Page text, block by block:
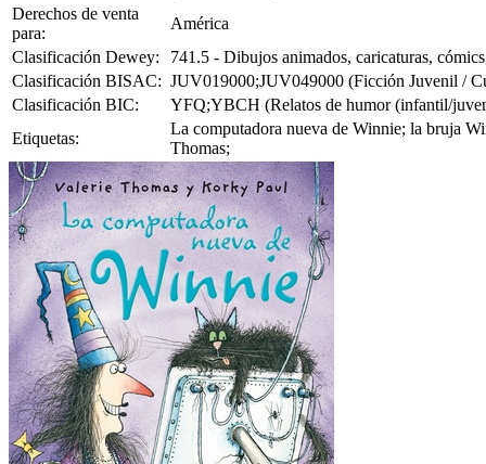
Derechos de venta
para:
América
Clasificación Dewey:
741.5 - Dibujos animados, caricaturas,
Clasificación BISAC: JUV019000;JUV049000 (Ficción Juvenil /
Clasificación BIC:
YFQ;YBCH (Relatos de humor (infantil/
Etiquetas:
La computadora nueva de Winnie; la bruja
Thomas;